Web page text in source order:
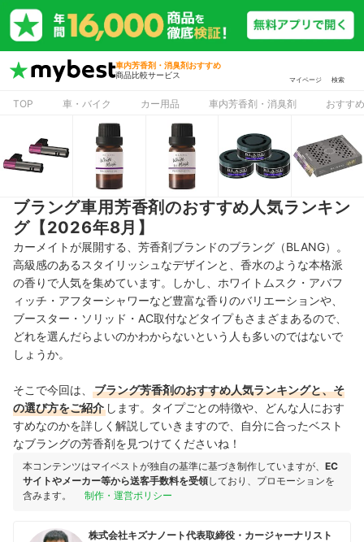
車内芳香剤・消臭剤おすすめ
商品比較サービス
マイページ 検索
TOP 車・バイク カー用品 車内芳香剤・消臭剤 おすす
ブラング車用芳香剤のおすすめ人気ランキン
グ【2026年8月】
カーメイトが展開する、芳香剤ブランドのブラング（BLANG）。
高級感のあるスタイリッシュなデザインと、香水のような本格派
の香りで人気を集めています。しかし、ホワイトムスク・アバフ
ィッチ・アフターシャワーなど豊富な香りのバリエーションや、
ブースター・ソリッド・AC取付などタイプもさまざまあるので、
どれを選んだらよいのかわからないという人も多いのではないで
しょうか。
そこで今回は、 ブラング芳香剤のおすすめ人気ランキングと、そ
の選び方をご紹介 します。タイプごとの特徴や、どんな人におす
すめなのかを詳しく解説していきますので、自分に合ったベスト
なブラングの芳香剤を見つけてくださいね！
本コンテンツはマイベストが独自の基準に基づき制作していますが、 EC
サイトやメーカー等から送客手数料を受領しており、プロモーションを
含みます。
制作・運営ポリシー
株式会社キズナノート代表取締役・カージャーナリスト